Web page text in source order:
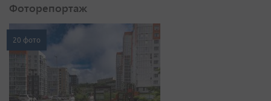
Фоторепортаж
20 фото